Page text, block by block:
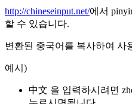
http://chineseinput.net/에서
할 수 있습니다.
변환된 중국어를 복사하여 사
예시)
中文 을 입력하시려면